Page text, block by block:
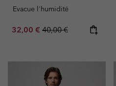
Evacue l'humidité
Sale price:
32,00 € Regular price:
40,00 €